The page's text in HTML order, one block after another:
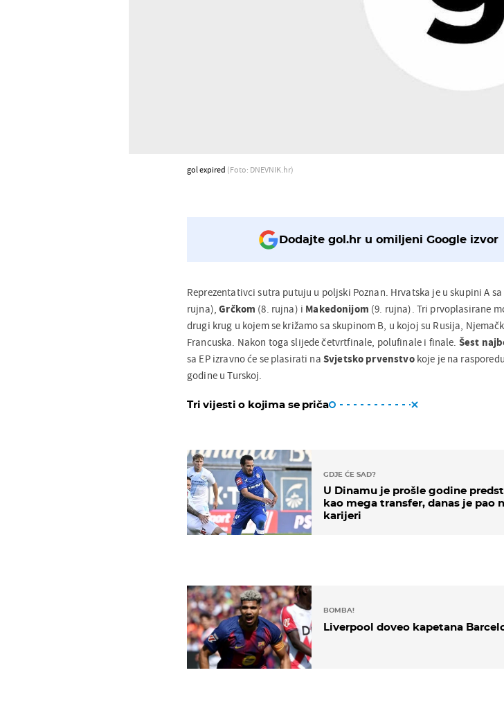
gol expired (Foto: DNEVNIK.hr)
Dodajte gol.hr u omiljeni Google izvor
Reprezentativci sutra putuju u poljski Poznan. Hrvatska je u skupini A sa
rujna),Grčkom (8. rujna) i Makedonijom (9. rujna). Tri prvoplasirane
drugi krug u kojem se križamo sa skupinom B, u kojoj su Rusija,
Francuska. Nakon toga slijede četvrtfinale, polufinale i finale. Šest
sa EP izravno će se plasirati na Svjetsko prvenstvokoje je na
godine u Turskoj.
Tri vijesti o kojima se priča
GDJE ĆE SAD?
U Dinamu je prošle godine
kao mega transfer, danas je pao
karijeri
BOMBA!
Liverpool doveo kapetana